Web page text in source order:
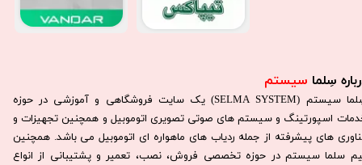
سِلما سیستم​​​​​​​
سِلما سيستم (SELMA SYSTEM) یک سایت فروشگاهی و آموزشی در حوزه
اسپورتینگ و سیستم های صوتی تصویری اتوموبیل و همچنین تجهیزات و
های پیشرفته از جمله ردیاب های ماهواره ای اتوموبیل می باشد. همچنين
سلما سيستم در حوزه تخصصی فروش، نصب، تعمير و پشتيبانی از انواع